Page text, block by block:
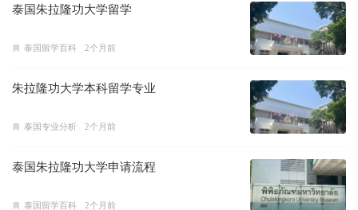
泰国朱拉隆功大学留学
泰国留学百科 2个月前
朱拉隆功大学本科留学专业
泰国专业分析 2个月前
泰国朱拉隆功大学申请流程
泰国留学百科 2个月前